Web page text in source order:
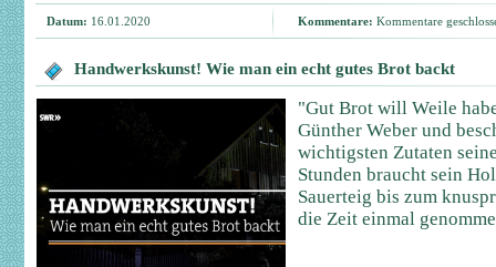
Datum: 16.01.2020 Kommentare: Kommentare
Handwerkskunst! Wie man ein echt gutes Brot backt
"Gut Brot will Weile
Günther Weber und
wichtigsten Zutaten
Stunden braucht sein
Sauerteig bis zum
die Zeit einmal